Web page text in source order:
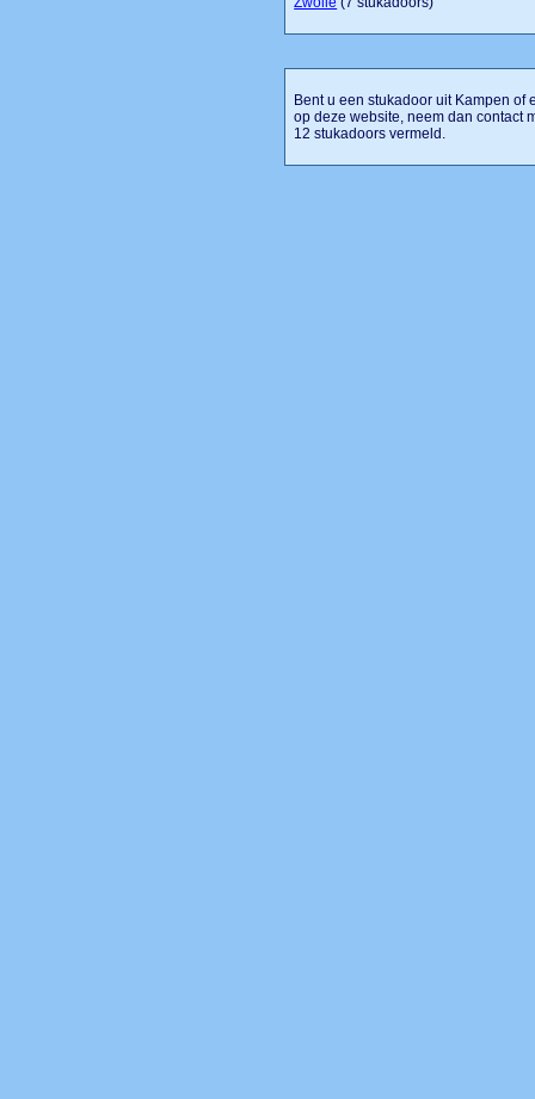
Bent u een stukadoor uit Kampen
op deze website, neem dan contact
12 stukadoors vermeld.